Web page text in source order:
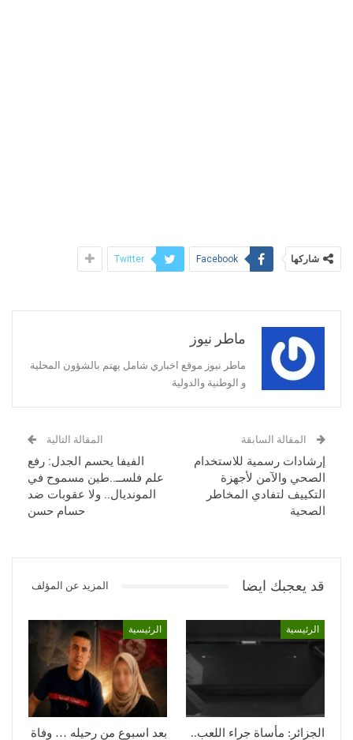
شاركها Facebook
Twitter
ماطر نيوز
ماطر نيوز موقع اخباري شامل يهتم بالشؤون المحلية
و الوطنية والدولية
المقالة السابقة
إرشادات رسمية للاستخدام
الصحي والآمن لأجهزة
التكييف لتفادي المخاطر
الصحية
المقالة التالية
الفيفا يحسم الجدل: رفع
علم فلســ..طين مسموح في
المونديال.. ولا عقوبات ضد
حسام حسن
قد يعجبك ايضا المزيد عن المؤلف
الرئيسية
الجزائر: مأساة جراء اللعب..
الرئيسية
بعد اسبوع من رحيله … وفاة